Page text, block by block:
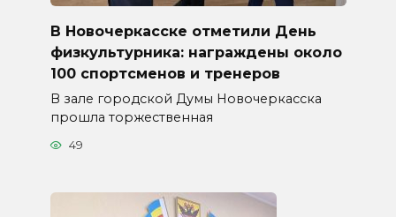
В Новочеркасске отметили День
физкультурника: награждены около
100 спортсменов и тренеров
В зале городской Думы Новочеркасска
прошла торжественная
49